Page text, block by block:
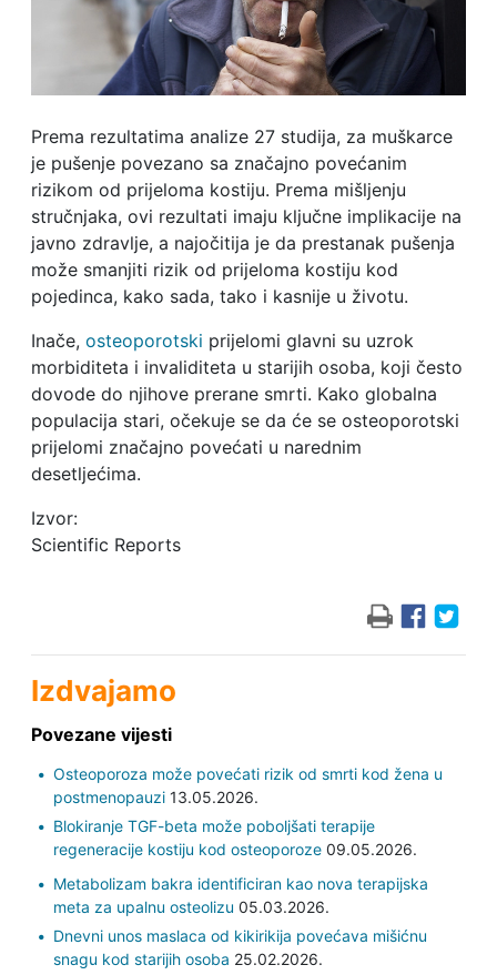
Prema rezultatima analize 27 studija, za muškarce
je pušenje povezano sa značajno povećanim
rizikom od prijeloma kostiju. Prema mišljenju
stručnjaka, ovi rezultati imaju ključne implikacije na
javno zdravlje, a najočitija je da prestanak pušenja
može smanjiti rizik od prijeloma kostiju kod
pojedinca, kako sada, tako i kasnije u životu.
Inače, osteoporotski prijelomi glavni su uzrok
morbiditeta i invaliditeta u starijih osoba, koji često
dovode do njihove prerane smrti. Kako globalna
populacija stari, očekuje se da će se osteoporotski
prijelomi značajno povećati u narednim
desetljećima.
Izvor:
Scientific Reports
Izdvajamo
Povezane vijesti
Osteoporoza može povećati rizik od smrti kod žena u
postmenopauzi13.05.2026.
Blokiranje TGF-beta može poboljšati terapije
regeneracije kostiju kod osteoporoze09.05.2026.
Metabolizam bakra identificiran kao nova terapijska
meta za upalnu osteolizu 05.03.2026.
Dnevni unos maslaca od kikirikija povećava mišićnu
snagu kod starijih osoba 25.02.2026.